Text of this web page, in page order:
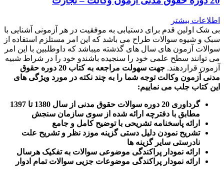
اطلاعات بیشتر
بی شک اولین قدم برای دستیابی به موفقیت در هر آزمونی آشنایی با
سبک و شیوه سوالات طراح می باشد که این امر مستلزم استفاده از
سوالات آزمون های سال های گذشته میباشد که داوطلبین با این امر
می توانند سطح علمی خود را سنجیده باشندو خود را در شراط شبیه
آزمون قراردهند.
جهت سهولت مراجعه به کتاب 20 دوره حقوق
مدنی آزمون وکالت توجه شما را به چند نکته در مورد ویژگی های
این کتاب جلب می نماییم:
گرداوری 20 دوره سوالات حقوق مدنی از سال 1380 تا 1397
مطابق با دفترچه ارائه شده از سوی سازمان سنجش
ارائه پاسخنامه تشریحی با توضیح کامل و جامع
تشریح نمودن دلیل دستی گزینه موزد نظر و تشریح علت
نادرستی سایر گزینه ها
ارائه نمودار پراکندگی موضوعی سوالات به تفکیک هرسال
رائه نمودار پراکندگی موضوعات جزیی سوالات تمام ادوار